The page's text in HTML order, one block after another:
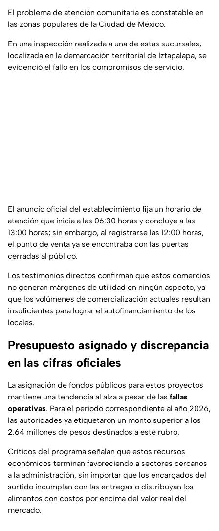
El problema de atención comunitaria es constatable en
las zonas populares de la Ciudad de México.
En una inspección realizada a una de estas sucursales,
localizada en la demarcación territorial de Iztapalapa, se
evidenció el fallo en los compromisos de servicio.
El anuncio oficial del establecimiento fija un horario de
atención que inicia a las 06:30 horas y concluye a las
13:00 horas; sin embargo, al registrarse las 12:00 horas,
el punto de venta ya se encontraba con las puertas
cerradas al público.
Los testimonios directos confirman que estos comercios
no generan márgenes de utilidad en ningún aspecto, ya
que los volúmenes de comercialización actuales resultan
insuficientes para lograr el autofinanciamiento de los
locales.
Presupuesto asignado y discrepancia
en las cifras oficiales
La asignación de fondos públicos para estos proyectos
mantiene una tendencia al alza a pesar de las fallas
operativas. Para el periodo correspondiente al año 2026,
las autoridades ya etiquetaron un monto superior a los
2.64 millones de pesos destinados a este rubro.
Críticos del programa señalan que estos recursos
económicos terminan favoreciendo a sectores cercanos
a la administración, sin importar que los encargados del
surtido incumplan con las entregas o distribuyan los
alimentos con costos por encima del valor real del
mercado.